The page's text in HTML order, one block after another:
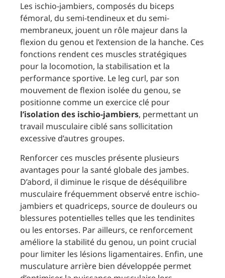
Les ischio-jambiers, composés du biceps
fémoral, du semi-tendineux et du semi-
membraneux, jouent un rôle majeur dans la
flexion du genou et l’extension de la hanche. Ces
fonctions rendent ces muscles stratégiques
pour la locomotion, la stabilisation et la
performance sportive. Le leg curl, par son
mouvement de flexion isolée du genou, se
positionne comme un exercice clé pour
l’isolation des ischio-jambiers, permettant un
travail musculaire ciblé sans sollicitation
excessive d’autres groupes.
Renforcer ces muscles présente plusieurs
avantages pour la santé globale des jambes.
D’abord, il diminue le risque de déséquilibre
musculaire fréquemment observé entre ischio-
jambiers et quadriceps, source de douleurs ou
blessures potentielles telles que les tendinites
ou les entorses. Par ailleurs, ce renforcement
améliore la stabilité du genou, un point crucial
pour limiter les lésions ligamentaires. Enfin, une
musculature arrière bien développée permet